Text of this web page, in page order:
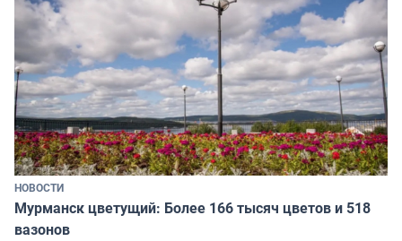
НОВОСТИ
Мурманск цветущий: Более 166 тысяч цветов и 518
вазонов